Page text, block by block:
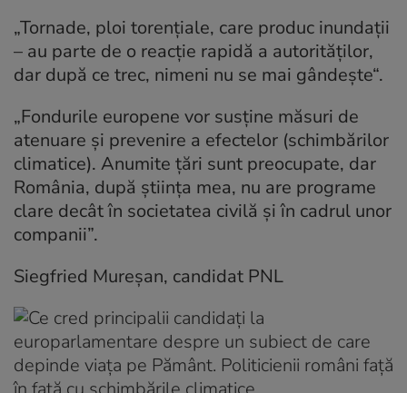
„Tornade, ploi torențiale, care produc inundații
– au parte de o reacție rapidă a autorităților,
dar după ce trec, nimeni nu se mai gândește“.
„Fondurile europene vor susține măsuri de
atenuare și prevenire a efectelor (schimbărilor
climatice). Anumite țări sunt preocupate, dar
România, după știința mea, nu are programe
clare decât în societatea civilă și în cadrul unor
companii”.
Siegfried Mureșan, candidat PNL